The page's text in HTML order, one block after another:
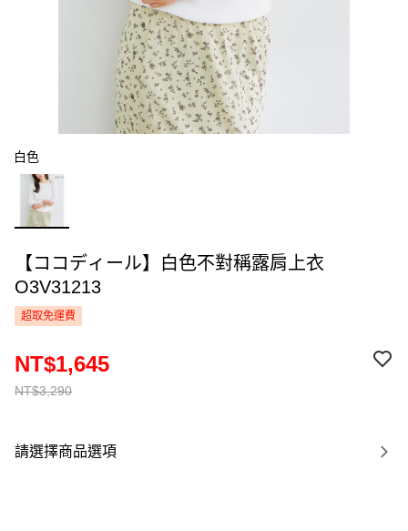
白色
【ココディール】白色不對稱露肩上衣
O3V31213
超取免運費
NT$3,290
NT$1,645
請選擇商品選項